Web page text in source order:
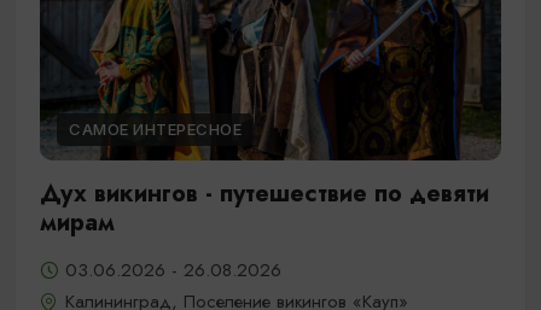
САМОЕ ИНТЕРЕСНОЕ
Дух викингов - путешествие по девяти
мирам
03.06.2026 - 26.08.2026
Калининград, Поселение викингов «Кауп»